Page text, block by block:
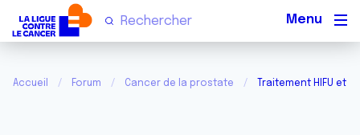
Accueil Forum Cancer de la prostate Traitement HIFU et